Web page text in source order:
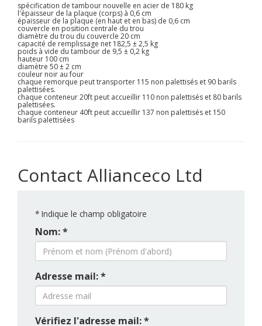
spécification de tambour nouvelle en acier de 180 kg
l'épaisseur de la plaque (corps) à 0,6 cm
épaisseur de la plaque (en haut et en bas) de 0,6 cm
couvercle en position centrale du trou
diamètre du trou du couvercle 20 cm
capacité de remplissage net 182,5 ± 2,5 kg
poids à vide du tambour de 9,5 ± 0,2 kg
hauteur 100 cm
diamètre 50 ± 2 cm
couleur noir au four
chaque remorque peut transporter 115 non palettisés et 90 barils
palettisées.
chaque conteneur 20ft peut accueillir 110 non palettisés et 80 barils
palettisées.
chaque conteneur 40ft peut accueillir 137 non palettisés et 150
barils palettisées
Contact Allianceco Ltd
* Indique le champ obligatoire
Nom: *
Adresse mail: *
Vérifiez l'adresse mail: *